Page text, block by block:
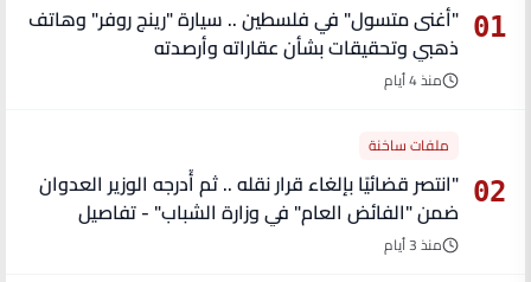
01
"أغنى متسول" في فلسطين .. سيارة "رينج روفر" وهاتف
ذهبي وتحقيقات بشأن عقاراته وأرصدته
منذ 4 أيام
02
ملفات ساخنة
"انتصر قضائيًا بإلغاء قرار نقله .. ثم أُدرجه الوزير العدوان
ضمن "الفائض العام" في وزارة الشباب" - تفاصيل
منذ 3 أيام